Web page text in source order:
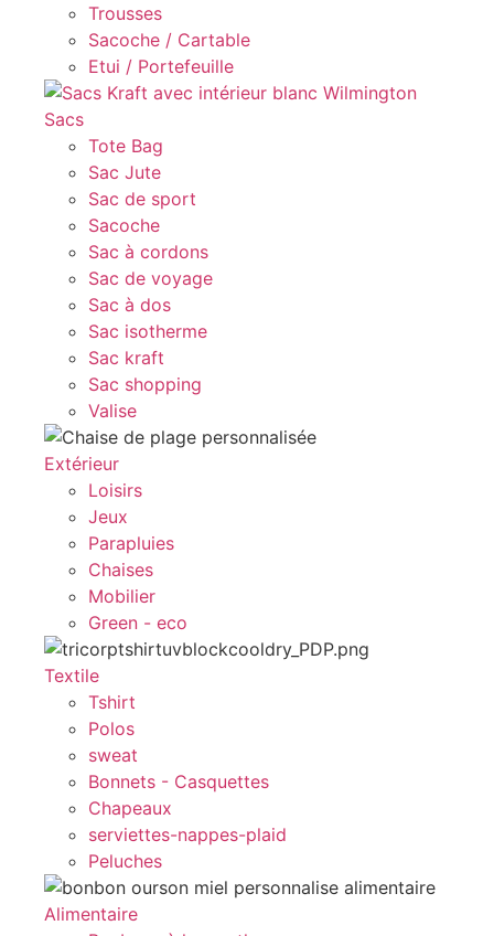
Trousses
Sacoche / Cartable
Etui / Portefeuille
Sacs
Tote Bag
Sac Jute
Sac de sport
Sacoche
Sac à cordons
Sac de voyage
Sac à dos
Sac isotherme
Sac kraft
Sac shopping
Valise
Extérieur
Loisirs
Jeux
Parapluies
Chaises
Mobilier
Green - eco
Textile
Tshirt
Polos
sweat
Bonnets - Casquettes
Chapeaux
serviettes-nappes-plaid
Peluches
Alimentaire